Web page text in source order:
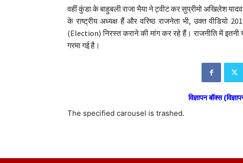
वहीं कुंडा के बाहुबली राजा भैया ने ट्वीट कर सुप्रीमो अखिलेश
के राष्ट्रीय अध्यक्ष हैं और वरिष्ठ राजनेता भी, उक्त वीडियो
(Election) निरस्त कराने की मांग कर रहे हैं। राजनीति में
गरमा गई है।
विज्ञापन बॉक्स
The specified carousel is trashed.